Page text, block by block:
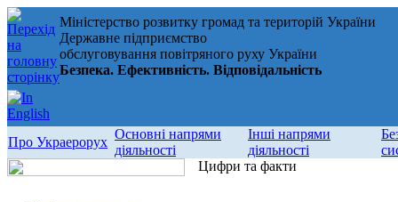
Міністерство розвитку громад та територій України
Державне підприємство
обслуговування повітряного руху України
Безпека. Ефективність. Відповідальність
Про Украерорух
Основні напрями
діяльності
Інші напрями
діяльності
Цифри та факти